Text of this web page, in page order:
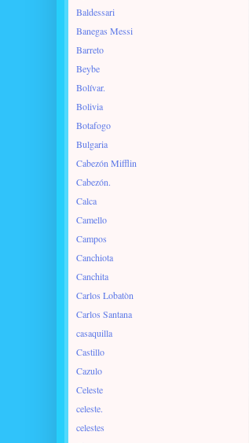
Baldessari
Banegas Messi
Barreto
Beybe
Bolívar.
Bolivia
Botafogo
Bulgaria
Cabezón Mifflin
Cabezón.
Calca
Camello
Campos
Canchiota
Canchita
Carlos Lobatòn
Carlos Santana
casaquilla
Castillo
Cazulo
Celeste
celeste.
celestes